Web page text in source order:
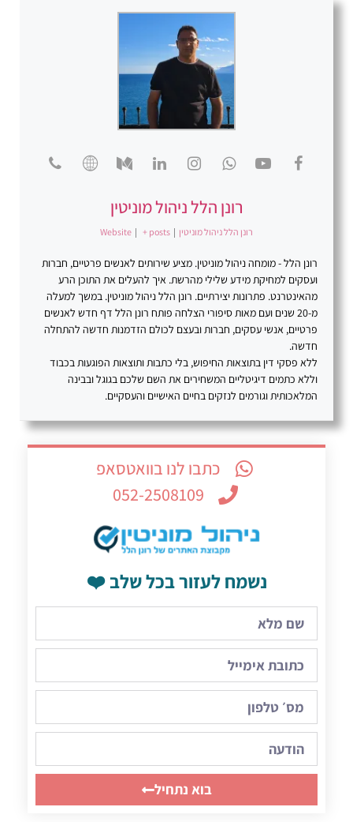
רונן הלל ניהול מוניטין
רונן הלל ניהול מוניטין |
Website | + posts
רונן הלל - מומחה ניהול מוניטין. מציע שירותים לאנשים פרטיים, חברות
ועסקים למחיקת מידע שלילי מהרשת. איך להעלים את התוכן הרע
מהאינטרנט. פתרונות יצירתיים. רונן הלל ניהול מוניטין. במשך למעלה
מ-20 שנים ועם מאות סיפורי הצלחה פותח רונן הלל דף חדש לאנשים
פרטיים, אנשי עסקים, חברות ובעצם לכולם הזדמנות חדשה להתחלה
חדשה.
ללא פסקי דין בתוצאות החיפוש, בלי כתבות ותוצאות הפוגעות בכבוד
וללא כתמים דיגיטליים המשחירים את השם שלכם בגוגל ובבינה
המלאכותית וגורמים לנזקים בחיים האישיים והעסקיים.
כתבו לנו בוואטסאפ
052-2508109
נשמח לעזור בכל שלב ❤️
בוא נתחיל